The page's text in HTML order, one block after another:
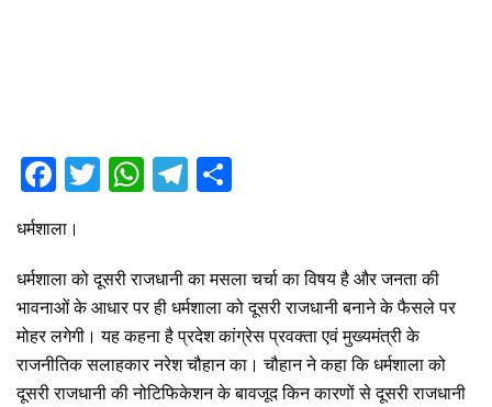
F
ce
b
o
o
k
T
er
W
s
A
p
p
T
gr
a
m
e
धर्मशाला।
धर्मशाला को दूसरी राजधानी का मसला चर्चा का विषय है और जनता की
भावनाओं के आधार पर ही धर्मशाला को दूसरी राजधानी बनाने के फैसले पर
मोहर लगेगी। यह कहना है प्रदेश कांग्रेस प्रवक्ता एवं मुख्यमंत्री के
राजनीतिक सलाहकार नरेश चौहान का। चौहान ने कहा कि धर्मशाला को
दूसरी राजधानी की नोटिफिकेशन के बावजूद किन कारणों से दूसरी राजधानी